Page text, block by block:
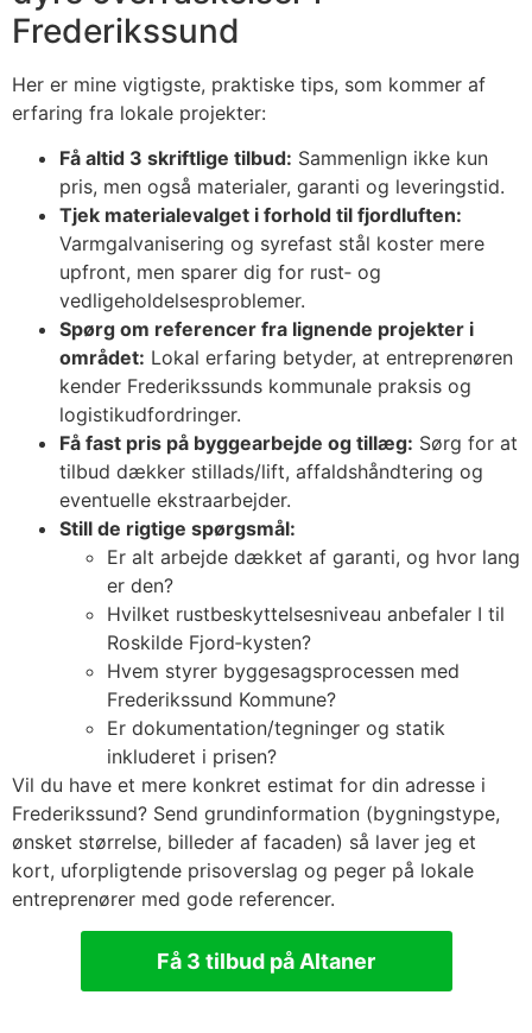
Frederikssund
Her er mine vigtigste, praktiske tips, som kommer af
erfaring fra lokale projekter:
Få altid 3 skriftlige tilbud: Sammenlign ikke kun
pris, men også materialer, garanti og leveringstid.
Tjek materialevalget i forhold til fjordluften:
Varmgalvanisering og syrefast stål koster mere
upfront, men sparer dig for rust‑ og
vedligeholdelsesproblemer.
Spørg om referencer fra lignende projekter i
området: Lokal erfaring betyder, at entreprenøren
kender Frederikssunds kommunale praksis og
logistikudfordringer.
Få fast pris på byggearbejde og tillæg: Sørg for at
tilbud dækker stillads/lift, affaldshåndtering og
eventuelle ekstraarbejder.
Still de rigtige spørgsmål:
Er alt arbejde dækket af garanti, og hvor lang
er den?
Hvilket rustbeskyttelsesniveau anbefaler I til
Roskilde Fjord‑kysten?
Hvem styrer byggesagsprocessen med
Frederikssund Kommune?
Er dokumentation/tegninger og statik
inkluderet i prisen?
Vil du have et mere konkret estimat for din adresse i
Frederikssund? Send grundinformation (bygningstype,
ønsket størrelse, billeder af facaden) så laver jeg et
kort, uforpligtende prisoverslag og peger på lokale
entreprenører med gode referencer.
Få 3 tilbud på Altaner